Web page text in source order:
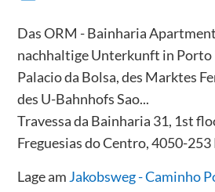
Das ORM - Bainharia
nachhaltige Unterkunft in Porto
Palacio da Bolsa, des Marktes
des U-Bahnhofs Sao...
Travessa da Bainharia 31, 1st
Freguesias do Centro, 4050-
Lage am Jakobsweg - Caminho